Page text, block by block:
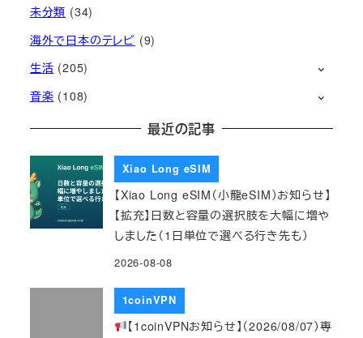
未分類 (34)
海外で日本のテレビ (9)
生活 (205)
音楽 (108)
最近の記事
Xiao Long eSIM
【Xiao Long eSIM（小龍eSIM）お知らせ】
【拡充】日数と容量の選択肢を大幅に増や
しました（1日単位で選べる行き先も）
2026-08-08
1coinVPN
【1coinVPNお知らせ】（2026/08/07）専